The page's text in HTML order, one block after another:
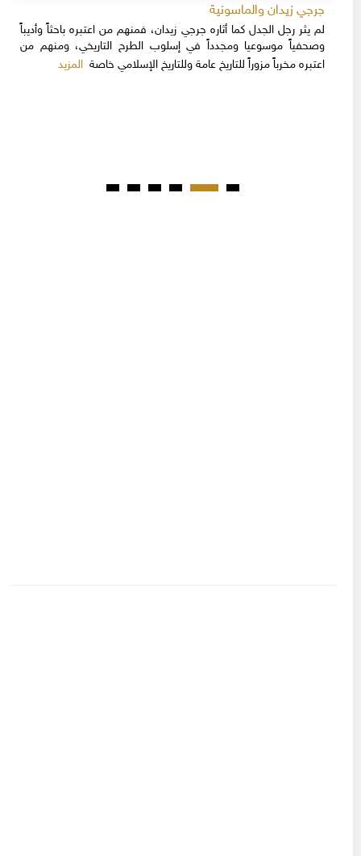
جرجي زيدان والماسونية
لم يثر رجل الجدل كما أثاره جرجي زيدان، فمنهم من اعتبره باحثاً وأديباً
وصحفياً موسوعيا ومجدداً في إسلوب الطرح التاريخي، ومنهم من
اعتبره مخرباً مزوراً للتاريخ عامة وللتاريخ الإسلامي خاصةالمزيد